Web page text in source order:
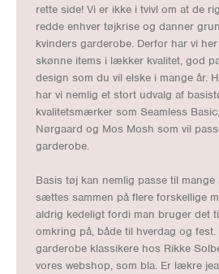
rette side! Vi er ikke i tvivl om at de
redde enhver tøjkrise og danner
kvinders garderobe. Derfor har vi
skønne items i lækker kvalitet, god
design som du vil elske i mange år.
har vi nemlig et stort udvalg af
kvalitetsmærker som Seamless
Nørgaard og Mos Mosh som vil
garderobe.
Basis tøj kan nemlig passe til
sættes sammen på flere forskellige
aldrig kedeligt fordi man bruger det
omkring på, både til hverdag og
garderobe klassikere hos Rikke
vores webshop, som bla. Er lækre